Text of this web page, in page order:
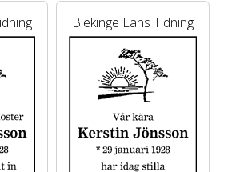
Blekinge Läns Tidning